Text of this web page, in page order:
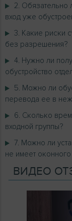
2. Обязательно
вход уже
3. Какие риски
без разрешения?
4. Нужно ли
обустройство
5. Можно ли
перевода ее в
6. Сколько
входной группы?
7. Можно ли
не имеет
ВИДЕО